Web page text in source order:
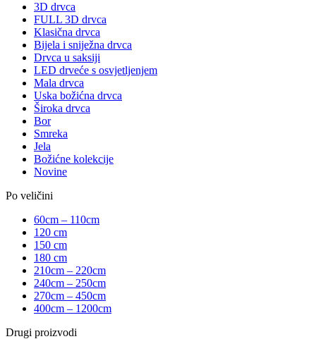
3D drvca
FULL 3D drvca
Klasična drvca
Bijela i sniježna drvca
Drvca u saksiji
LED drveće s osvjetljenjem
Mala drvca
Uska božićna drvca
Široka drvca
Bor
Smreka
Jela
Božićne kolekcije
Novine
Po veličini
60cm – 110cm
120 cm
150 cm
180 cm
210cm – 220cm
240cm – 250cm
270cm – 450cm
400cm – 1200cm
Drugi proizvodi